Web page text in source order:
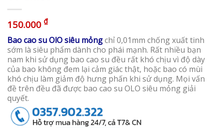
150.000 ₫
Bao cao su OlO siêu mỏngchỉ 0,01mm chống xuất tinh
sớm là siêu phẩm dành cho phái mạnh. Rất nhiều bạn
nam khi sử dụng bao cao su đều rất khó chịu vì độ dày
của bao không đem lại cảm giác thật, hoặc bao có mùi
khó chịu làm giảm độ hưng phấn khi sử dụng. Mọi vấn
đề trên đều đã được bao cao su OLO siêu mỏng giải
quyết.